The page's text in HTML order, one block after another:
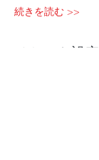
続きを読む >>
チケット設定